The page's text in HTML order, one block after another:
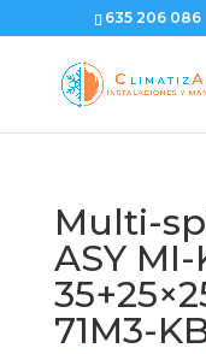
635 206 086
Multi-
ASY
71M3-